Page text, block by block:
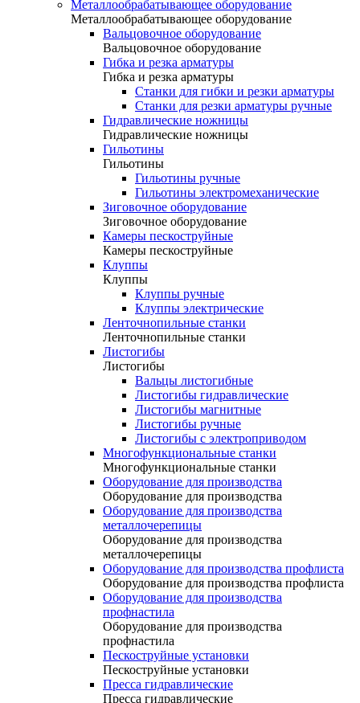
Металлообрабатывающее оборудование
Металлообрабатывающее оборудование
Вальцовочное оборудование
Вальцовочное оборудование
Гибка и резка арматуры
Гибка и резка арматуры
Станки для гибки и резки арматуры
Станки для резки арматуры ручные
Гидравлические ножницы
Гидравлические ножницы
Гильотины
Гильотины
Гильотины ручные
Гильотины электромеханические
Зиговочное оборудование
Зиговочное оборудование
Камеры пескоструйные
Камеры пескоструйные
Клуппы
Клуппы
Клуппы ручные
Клуппы электрические
Ленточнопильные станки
Ленточнопильные станки
Листогибы
Листогибы
Вальцы листогибные
Листогибы гидравлические
Листогибы магнитные
Листогибы ручные
Листогибы с электроприводом
Многофункциональные станки
Многофункциональные станки
Оборудование для производства
Оборудование для производства
Оборудование для производства
металлочерепицы
Оборудование для производства
металлочерепицы
Оборудование для производства профлиста
Оборудование для производства профлиста
Оборудование для производства
профнастила
Оборудование для производства
профнастила
Пескоструйные установки
Пескоструйные установки
Пресса гидравлические
Пресса гидравлические